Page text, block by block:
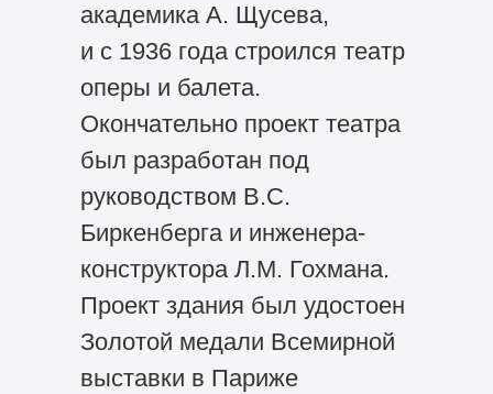
академика А. Щусева,
и с 1936 года строился театр
оперы и балета.
Окончательно проект театра
был разработан под
руководством В.С.
Биркенберга и инженера-
конструктора Л.М. Гохмана.
Проект здания был удостоен
Золотой медали Всемирной
выставки в Париже